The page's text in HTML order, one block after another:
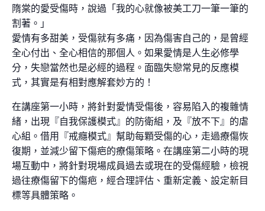
隋棠的愛受傷時，說過「我的心就像被美工刀一筆一筆的
割著。」
愛情有多甜美，受傷就有多痛，因為傷害自己的，是曾經
全心付出、全心相信的那個人。如果愛情是人生必修學
分，失戀當然也是必經的過程。面臨失戀常見的反應模
式，其實是有相對應解套妙方的！
在講座第一小時，將針對愛情受傷後，容易陷入的複雜情
緒，出現『自我保護模式』的防衛組，及『放不下』的虐
心組。借用『戒癮模式』幫助每顆受傷的心，走過療傷恢
復期，並減少留下傷疤的療傷策略。在講座第二小時的現
場互動中，將針對現場成員過去或現在的受傷經驗，檢視
過往療傷留下的傷疤，經合理評估、重新定義、設定新目
標等具體策略。